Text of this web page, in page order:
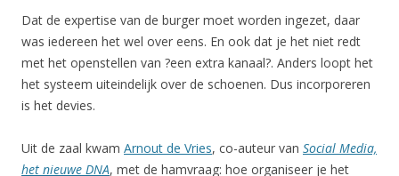
Dat de expertise van de burger moet worden ingezet, daar
was iedereen het wel over eens. En ook dat je het niet redt
met het openstellen van ?een extra kanaal?. Anders loopt het
het systeem uiteindelijk over de schoenen. Dus incorporeren
is het devies.
Uit de zaal kwam Arnout de Vries, co-auteur van Social Media,
het nieuwe DNA, met de hamvraag: hoe organiseer je het